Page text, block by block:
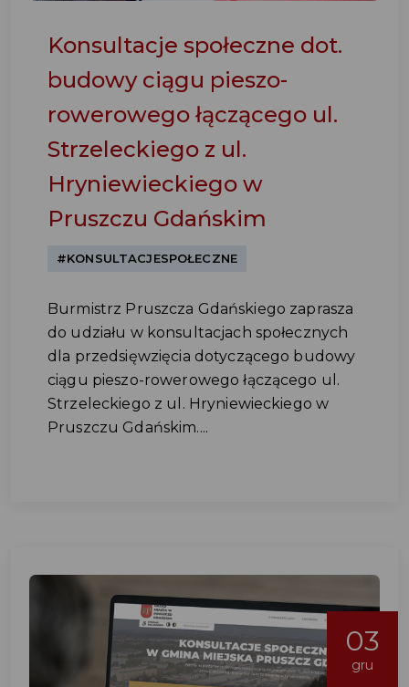
Konsultacje społeczne dot.
budowy ciągu pieszo-
rowerowego łączącego ul.
Strzeleckiego z ul.
Hryniewieckiego w
Pruszczu Gdańskim
#KONSULTACJESPOŁECZNE
Burmistrz Pruszcza Gdańskiego zaprasza
do udziału w konsultacjach społecznych
dla przedsięwzięcia dotyczącego budowy
ciągu pieszo-rowerowego łączącego ul.
Strzeleckiego z ul. Hryniewieckiego w
Pruszczu Gdańskim....
03
gru